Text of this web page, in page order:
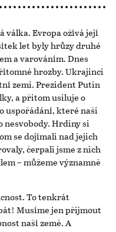
válka. Evropa ožívá její
let byly hrůzy druhé
a varováním. Dnes
hrozby. Ukrajinci
zemi. Prezident Putin
a přitom usiluje o
uspořádání, které naši
nesvobody. Hrdiny si
se dojímali nad jejich
čerpali jsme z nich
– můžeme významně
To tenkrát
Musíme jen přijmout
naší země. A